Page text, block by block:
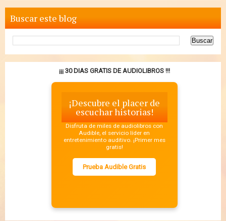
Buscar este blog
¡¡¡ 30 DIAS GRATIS DE AUDIOLIBROS !!!
¡Descubre el placer de
escuchar historias!
Disfruta de miles de audiolibros con
Audible, el servicio líder en
entretenimiento auditivo. ¡Primer mes
gratis!
Prueba Audible Gratis